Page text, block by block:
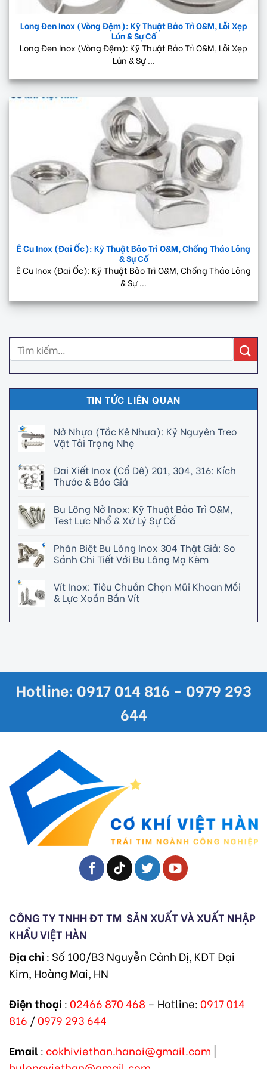
Long Đen Inox (Vòng Đệm): Kỹ Thuật Bảo Trì O&M, Lỗi Xẹp
Lún & Sự Cố
Long Đen Inox (Vòng Đệm): Kỹ Thuật Bảo Trì O&M, Lỗi Xẹp
Lún & Sự ...
Ê Cu Inox (Đai Ốc): Kỹ Thuật Bảo Trì O&M, Chống Tháo Lỏng
& Sự Cố
Ê Cu Inox (Đai Ốc): Kỹ Thuật Bảo Trì O&M, Chống Tháo Lỏng
& Sự ...
TIN TỨC LIÊN QUAN
Nở Nhựa (Tắc Kê Nhựa): Kỷ Nguyên Treo
Vật Tải Trọng Nhẹ
Đai Xiết Inox (Cổ Dê) 201, 304, 316: Kích
Thước & Báo Giá
Bu Lông Nở Inox: Kỹ Thuật Bảo Trì O&M,
Test Lực Nhổ & Xử Lý Sự Cố
Phân Biệt Bu Lông Inox 304 Thật Giả: So
Sánh Chi Tiết Với Bu Lông Mạ Kẽm
Vít Inox: Tiêu Chuẩn Chọn Mũi Khoan Mồi
& Lực Xoắn Bắn Vít
Hotline: 0917 014 816 - 0979 293
644
CÔNG TY TNHH ĐT TM SẢN XUẤT VÀ XUẤT NHẬP
KHẨU VIỆT HÀN
Địa chỉ: Số 100/B3 Nguyễn Cảnh Dị, KĐT Đại
Kim, Hoàng Mai, HN
Điện thoại : 02466 870 468 – Hotline: 0917 014
816 /0979 293 644
Email: cokhiviethan.hanoi@gmail.com |